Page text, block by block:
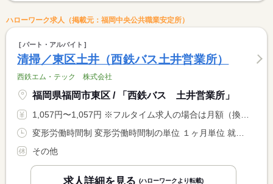
ハローワーク求人（掲載元：福岡中央公共職業安定所）
パート・アルバイト
清掃／東区土井（西鉄バス土井営業所）
西鉄エム・テック 株式会社
福岡県福岡市東区 / 「西鉄バス 土井営業所」
1,057円〜1,057円 ※フルタイム求人の場合は月額（換算額）、パート求人の場合は時間額を表示しています。
変形労働時間制 変形労働時間制の単位 １ヶ月単位 就業時間１ 8時00分〜16時00分
その他
求人詳細を見る (ハローワークより転載)